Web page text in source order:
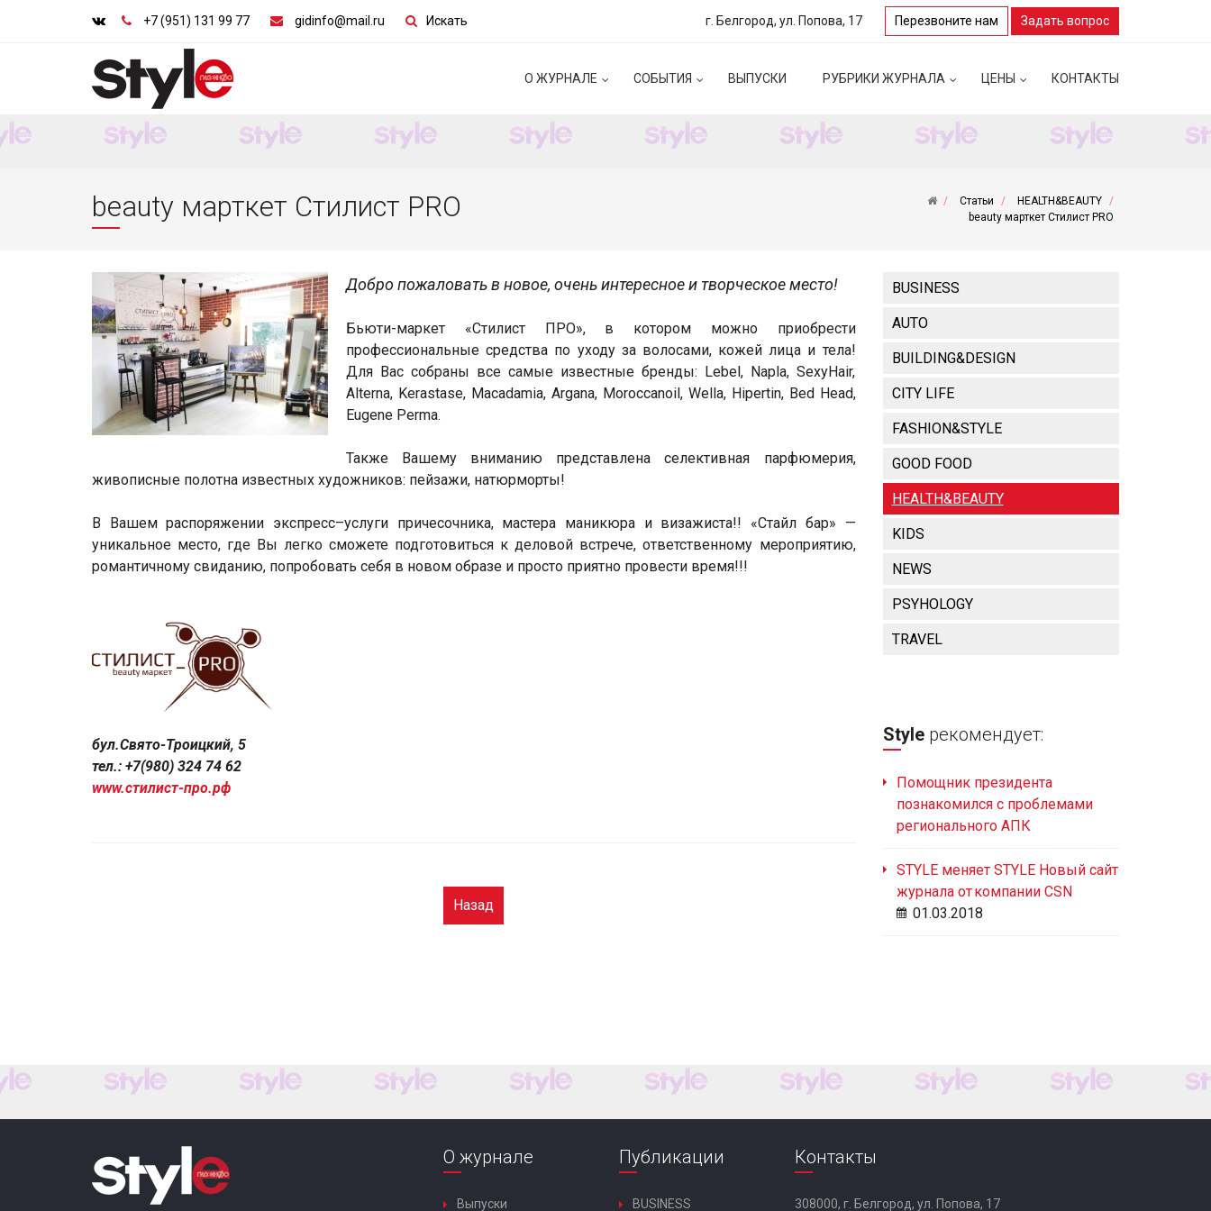
+7 (951) 131 99 77 gidinfo@mail.ru Искать г. Белгород, ул. Попова, 17 Перезвоните нам Задать вопрос
О ЖУРНАЛЕ СОБЫТИЯ ВЫПУСКИ РУБРИКИ ЖУРНАЛА ЦЕНЫ КОНТАКТЫ
beauty марткет Стилист PRO Статьи
HEALTH&BEAUTY
beauty марткет Стилист PRO
Добро пожаловать в новое, очень интересное и творческое место!
Бьюти-маркет «Стилист ПРО», в котором можно приобрести
профессиональные средства по уходу за волосами, кожей лица и тела!
Для Вас собраны все самые известные бренды: Lebel, Napla, SexyHair,
Alterna, Kerastase, Macadamia, Argana, Moroccanoil, Wella, Hipertin, Bed Head,
Eugene Perma.
Также Вашему вниманию представлена селективная парфюмерия,
живописные полотна известных художников: пейзажи, натюрморты!
В Вашем распоряжении экспресс–услуги причесочника, мастера маникюра и визажиста!! «Стайл бар» —
уникальное место, где Вы легко сможете подготовиться к деловой встрече, ответственному мероприятию,
романтичному свиданию, попробовать себя в новом образе и просто приятно провести время!!!
бул.Свято-Троицкий, 5
тел.: +7(980) 324 74 62
www.стилист-про.рф
Назад
BUSINESS
AUTO
BUILDING&DESIGN
CITY LIFE
FASHION&STYLE
GOOD FOOD
HEALTH&BEAUTY
KIDS
NEWS
PSYHOLOGY
TRAVEL
Styleрекомендует:
Помощник президента
познакомился с проблемами
регионального АПК
STYLE меняет STYLE Новый сайт
журнала от компании CSN
01.03.2018
О журнале
Выпуски
Публикации
BUSINESS
Контакты
308000, г. Белгород, ул. Попова, 17